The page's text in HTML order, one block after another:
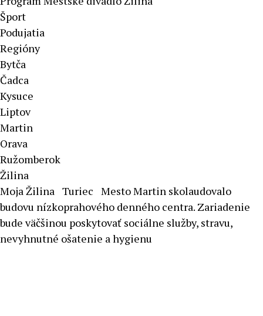
Šport
Podujatia
Regióny
Bytča
Čadca
Kysuce
Liptov
Martin
Orava
Ružomberok
Žilina
Moja Žilina Turiec Mesto Martin skolaudovalo
budovu nízkoprahového denného centra. Zariadenie
bude väčšinou poskytovať sociálne služby, stravu,
nevyhnutné ošatenie a hygienu